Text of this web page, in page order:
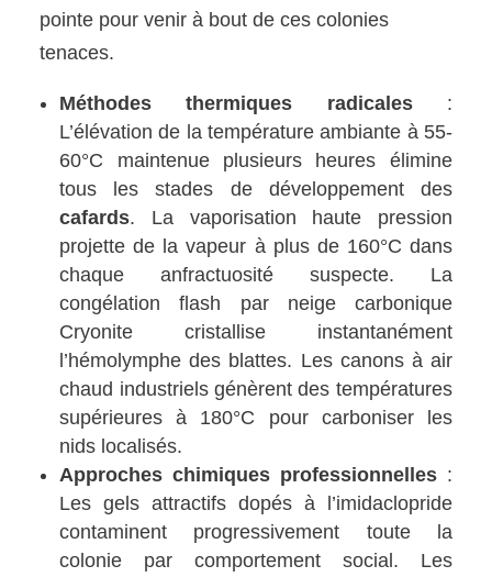
pointe pour venir à bout de ces colonies
tenaces.
Méthodes thermiques radicales:
L’élévation de la température ambiante à 55-
60°C maintenue plusieurs heures élimine
tous les stades de développement des
cafards. La vaporisation haute pression
projette de la vapeur à plus de 160°C dans
chaque anfractuosité suspecte. La
congélation flash par neige carbonique
Cryonite cristallise instantanément
l’hémolymphe des blattes. Les canons à air
chaud industriels génèrent des températures
supérieures à 180°C pour carboniser les
nids localisés.
Approches chimiques professionnelles:
Les gels attractifs dopés à l’imidaclopride
contaminent progressivement toute la
colonie par comportement social. Les